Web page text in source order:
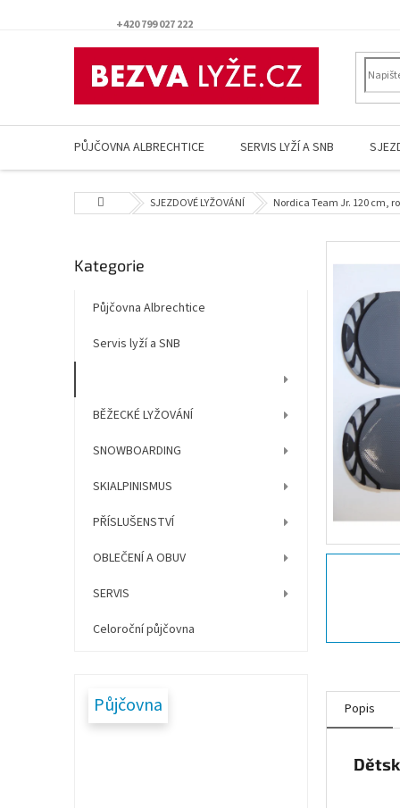
+420 799 027 222
PŮJČOVNA ALBRECHTICE SERVIS LYŽÍ A SNB
Domů SJEZDOVÉ LYŽOVÁNÍ Nordica Team Jr. 120 cm,
o
n
Přeskočit
Kategorie
Půjčovna Albrechtice
Servis lyží a SNB
BĚŽECKÉ LYŽOVÁNÍ
SNOWBOARDING
SKIALPINISMUS
PŘÍSLUŠENSTVÍ
OBLEČENÍ A OBUV
SERVIS
Celoroční půjčovna
Půjčovna Popis